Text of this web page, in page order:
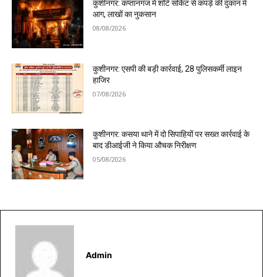
कुशीनगर: कप्तानगंज में शॉर्ट सर्किट से कपड़े की दुकान में
आग, लाखों का नुकसान
08/08/2026
कुशीनगर: एसपी की बड़ी कार्रवाई, 28 पुलिसकर्मी लाइन
हाजिर
07/08/2026
कुशीनगर: कसया थाने में दो सिपाहियों पर सख्त कार्रवाई के
बाद डीआईजी ने किया औचक निरीक्षण
05/08/2026
Admin